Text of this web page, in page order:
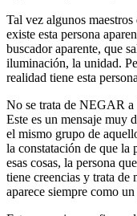
Tal vez algunos
existe esta persona
buscador aparente, que
iluminación, la unidad.
realidad tiene esta
No se trata de NEGAR
Este es un mensaje muy
el mismo grupo de
la constatación de que la
esas cosas, la persona
tiene creencias y trata de
aparece siempre como